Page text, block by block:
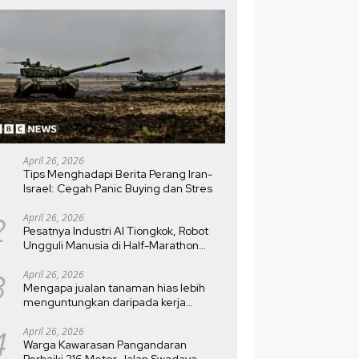
April 26, 2026
Tips Menghadapi Berita Perang Iran-
Israel: Cegah Panic Buying dan Stres
April 26, 2026
Pesatnya Industri AI Tiongkok, Robot
Ungguli Manusia di Half-Marathon
April 26, 2026
Mengapa jualan tanaman hias lebih
menguntungkan daripada kerja
April 26, 2026
Warga Kawarasan Pangandaran